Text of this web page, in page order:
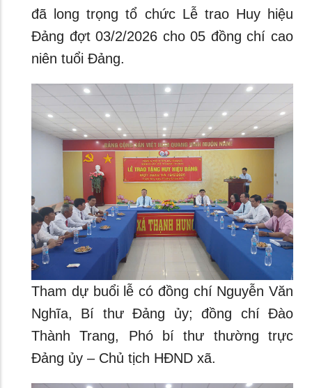
đã long trọng tổ chức Lễ trao Huy hiệu
Đảng đợt 03/2/2026 cho 05 đồng chí cao
niên tuổi Đảng.
Tham dự buổi lễ có đồng chí Nguyễn Văn
Nghĩa, Bí thư Đảng ủy; đồng chí Đào
Thành Trang, Phó bí thư thường trực
Đảng ủy – Chủ tịch HĐND xã.